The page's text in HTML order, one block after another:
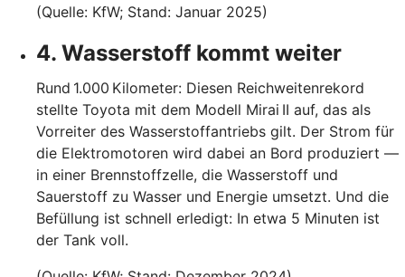
(Quelle: KfW; Stand: Januar 2025)
4. Wasserstoff kommt weiter
Rund 1.000 Kilometer: Diesen Reichweitenrekord
stellte Toyota mit dem Modell Mirai II auf, das als
Vorreiter des Wasserstoffantriebs gilt. Der Strom für
die Elektromotoren wird dabei an Bord produziert —
in einer Brennstoffzelle, die Wasserstoff und
Sauerstoff zu Wasser und Energie umsetzt. Und die
Befüllung ist schnell erledigt: In etwa 5 Minuten ist
der Tank voll.